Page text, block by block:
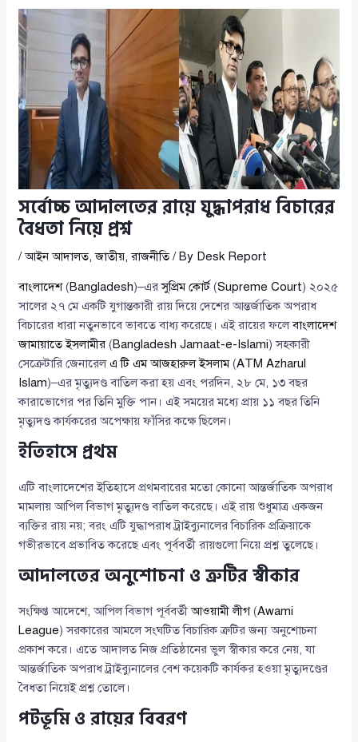
সর্বোচ্চ আদালতের রায়ে যুদ্ধাপরাধ বিচারের
বৈধতা নিয়ে প্রশ্ন
/আইন আদালত,জাতীয়,রাজনীতি/ By Desk Report
বাংলাদেশ(Bangladesh)–এরসুপ্রিম কোর্ট (Supreme Court) ২০২৫
সালের ২৭ মে একটি যুগান্তকারী রায় দিয়ে দেশের আন্তর্জাতিক অপরাধ
বিচারের ধারা নতুনভাবে ভাবতে বাধ্য করেছে। এই রায়ের ফলেবাংলাদেশ
জামায়াতে ইসলামীর (Bangladesh Jamaat-e-Islami) সহকারী
সেক্রেটারি জেনারেলএ টি এম আজহারুল ইসলাম(ATM Azharul
Islam)–এর মৃত্যুদণ্ড বাতিল করা হয় এবং পরদিন, ২৮ মে, ১৩ বছর
কারাভোগের পর তিনি মুক্তি পান। এই সময়ের মধ্যে প্রায় ১১ বছর তিনি
মৃত্যুদণ্ড কার্যকরের অপেক্ষায় ফাঁসির কক্ষে ছিলেন।
ইতিহাসে প্রথম
এটি বাংলাদেশের ইতিহাসে প্রথমবারের মতো কোনো আন্তর্জাতিক অপরাধ
মামলায় আপিল বিভাগ মৃত্যুদণ্ড বাতিল করেছে। এই রায় শুধুমাত্র একজন
ব্যক্তির রায় নয়; বরং এটি যুদ্ধাপরাধ ট্রাইব্যুনালের বিচারিক প্রক্রিয়াকে
গভীরভাবে প্রভাবিত করেছে এবং পূর্ববর্তী রায়গুলো নিয়ে প্রশ্ন তুলেছে।
আদালতের অনুশোচনা ও ত্রুটির স্বীকার
সংক্ষিপ্ত আদেশে, আপিল বিভাগ পূর্ববর্তীআওয়ামী লীগ(Awami
League) সরকারের আমলে সংঘটিত বিচারিক ত্রুটির জন্য অনুশোচনা
প্রকাশ করে। এতে আদালত নিজ প্রতিষ্ঠানের ভুল স্বীকার করে নেয়, যা
আন্তর্জাতিক অপরাধ ট্রাইব্যুনালের বেশ কয়েকটি কার্যকর হওয়া মৃত্যুদণ্ডের
বৈধতা নিয়েই প্রশ্ন তোলে।
পটভূমি ও রায়ের বিবরণ